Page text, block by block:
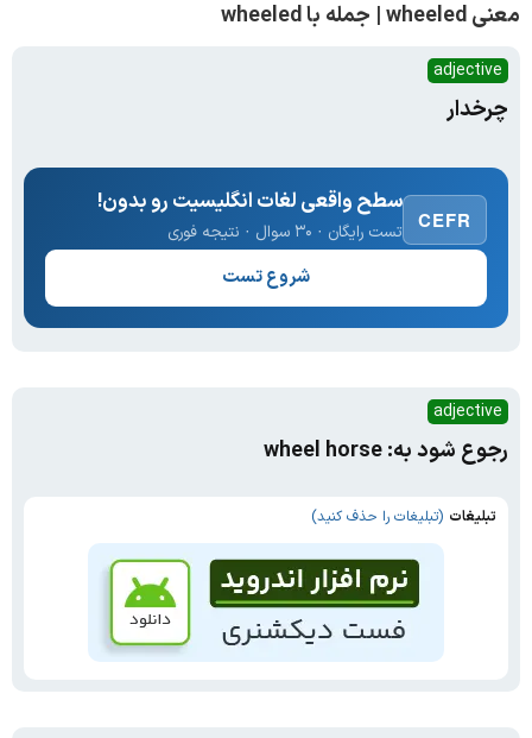
معنی wheeled | جمله با wheeled
adjective
چرخدار
CEFR
سطح واقعی لغات انگلیسیت رو بدون!
تست رایگان · ۳۰ سوال · نتیجه فوری
شروع تست
adjective
رجوع شود به: wheel horse
تبلیغات (تبلیغات را حذف کنید)